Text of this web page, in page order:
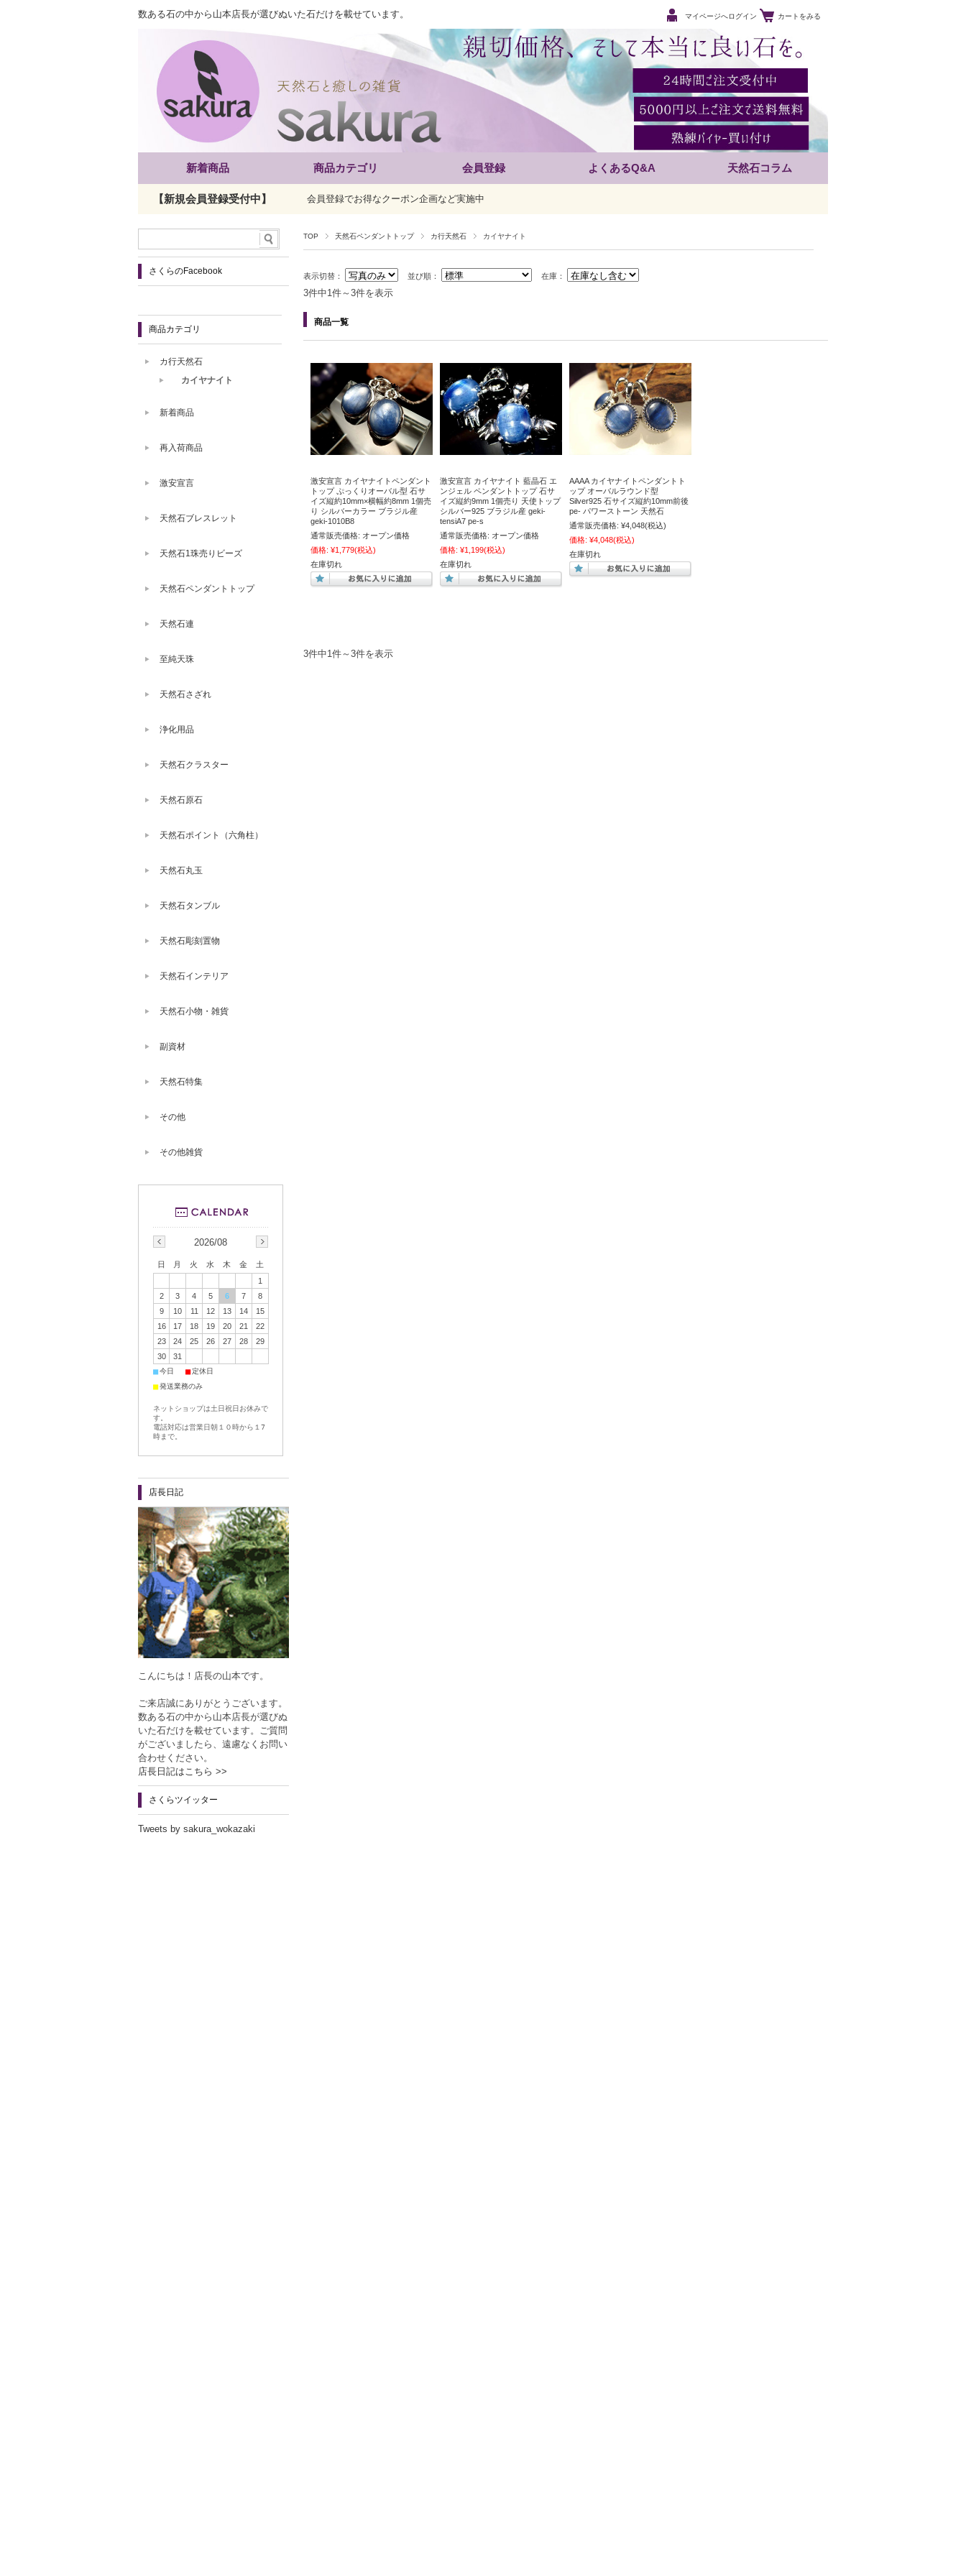
数ある石の中から山本店長が選びぬいた石だけを載せています。 マイページへログイン カートをみる
新着商品 商品カテゴリ 会員登録 よくあるQ&A 天然石コラム
【新規会員登録受付中】 会員登録でお得なクーポン企画など実施中
TOP 天然石ペンダントトップ カ行天然石 カイヤナイト
表示切替： 並び順： 在庫：
3件中1件～3件を表示
商品一覧
激安宣言 カイヤナイトペンダント
トップ ぷっくりオーバル型 石サ
イズ縦約10mm×横幅約8mm 1個売
り シルバーカラー ブラジル産
geki-1010B8
通常販売価格: オープン価格
価格: ¥1,779(税込)
在庫切れ
激安宣言 カイヤナイト 藍晶石 エ
ンジェル ペンダントトップ 石サ
イズ縦約9mm 1個売り 天使トップ
シルバー925 ブラジル産 geki-
tensiA7 pe-s
通常販売価格: オープン価格
価格: ¥1,199(税込)
在庫切れ
AAAA カイヤナイトペンダントト
ップ オーバルラウンド型
Silver925 石サイズ縦約10mm前後
pe- パワーストーン 天然石
通常販売価格: ¥4,048(税込)
価格: ¥4,048(税込)
在庫切れ
3件中1件～3件を表示
さくらのFacebook
商品カテゴリ
カ行天然石
カイヤナイト
新着商品
再入荷商品
激安宣言
天然石ブレスレット
天然石1珠売りビーズ
天然石ペンダントトップ
天然石連
至純天珠
天然石さざれ
浄化用品
天然石クラスター
天然石原石
天然石ポイント（六角柱）
天然石丸玉
天然石タンブル
天然石彫刻置物
天然石インテリア
天然石小物・雑貨
副資材
天然石特集
その他
その他雑貨
2026/08
日 月 火 水 木 金
土
1
2
3 4 5 6 7
8
9
10 11 12 13 14
15
16
17 18 19 20 21
22
23
24 25 26 27 28
29
30
31
■今日 ■定休日
■発送業務のみ
ネットショップは土日祝日お休みで
す。
電話対応は営業日朝１０時から１7
時まで。
店長日記
こんにちは！店長の山本です。
ご来店誠にありがとうございます。
数ある石の中から山本店長が選びぬ
いた石だけを載せています。ご質問
がございましたら、遠慮なくお問い
合わせください。
店長日記はこちら >>
さくらツイッター
Tweets by sakura_wokazaki